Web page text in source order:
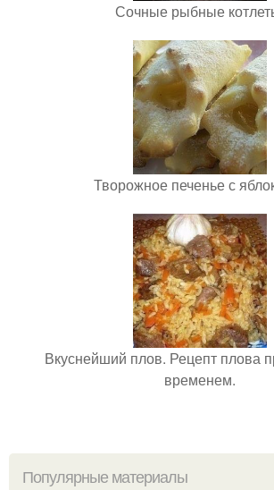
Сочные рыбные
Творожное печенье с
Вкуснейший плов. Рецепт плова
временем.
Популярные материалы